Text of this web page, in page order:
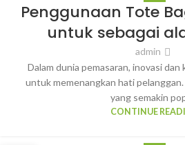
Penggunaan Tote
untuk sebagai
admin
Dalam dunia pemasaran, inovasi
untuk memenangkan hati
yang semakin
CONTINUE